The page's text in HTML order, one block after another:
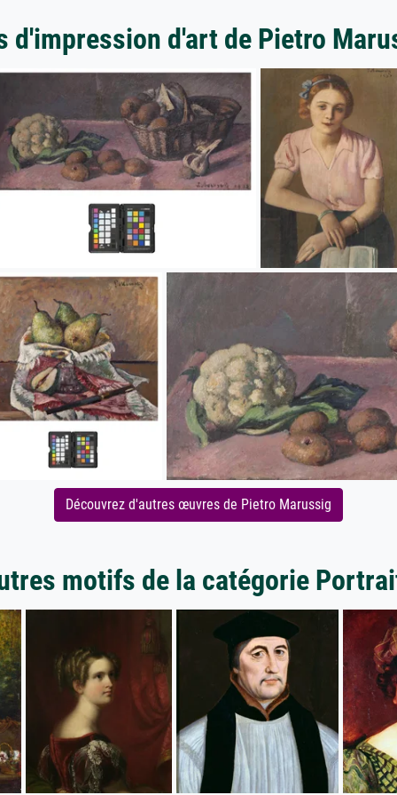
d'impression d'art de Pietro
Découvrez d'autres œuvres de Pietro Marussig
motifs de la catégorie